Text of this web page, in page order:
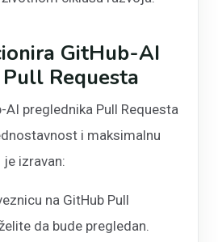
GitHub-AI
Requesta
AI preglednika Pull Requesta
i maksimalnu
izravan:
na GitHub Pull
da bude pregledan.